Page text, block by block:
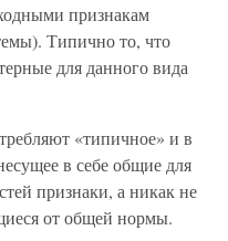
признакам
Типично то, что
для данного вида
«типичное» и в
в себе общие для
признаки, а никак не
от общей нормы.